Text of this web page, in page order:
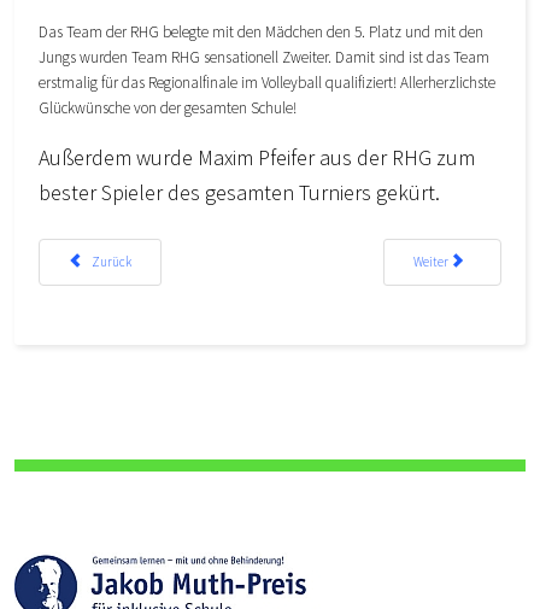
Das Team der RHG belegte mit den Mädchen den 5. Platz und mit den
Jungs wurden Team RHG sensationell Zweiter. Damit sind ist das Team
erstmalig für das Regionalfinale im Volleyball qualifiziert! Allerherzlichste
Glückwünsche von der gesamten Schule!
Außerdem wurde Maxim Pfeifer aus der RHG zum
bester Spieler des gesamten Turniers gekürt.
Vorheriger Beitrag: Willkommen (zurück)!
Zurück Nächster Beitrag:
Weiter